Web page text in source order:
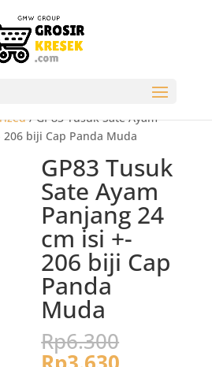
/ GP83 Tusuk Sate Ayam
biji Cap Panda Muda
GP83 Tusuk
Sate Ayam
Panjang 24
cm isi +-
206 biji Cap
Panda
Muda
Rp6.300